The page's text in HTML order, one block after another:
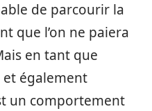
de parcourir la
que l’on ne paiera
en tant que
également
un comportement